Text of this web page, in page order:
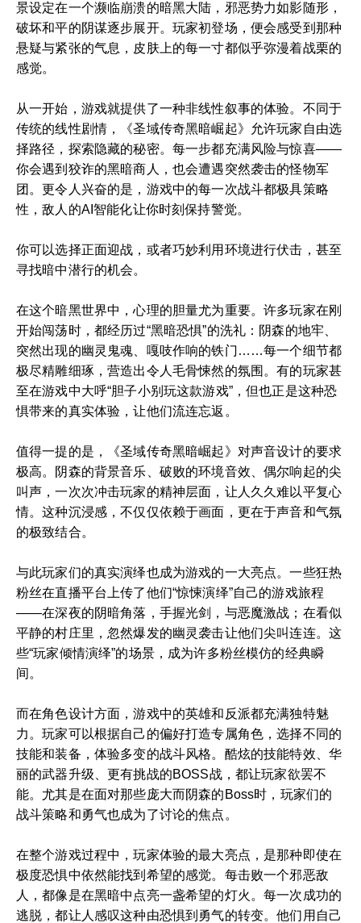
景设定在一个濒临崩溃的暗黑大陆，邪恶势力如影随形，
破坏和平的阴谋逐步展开。玩家初登场，便会感受到那种
悬疑与紧张的气息，皮肤上的每一寸都似乎弥漫着战栗的
感觉。
从一开始，游戏就提供了一种非线性叙事的体验。不同于
传统的线性剧情，《圣域传奇黑暗崛起》允许玩家自由选
择路径，探索隐藏的秘密。每一步都充满风险与惊喜——
你会遇到狡诈的黑暗商人，也会遭遇突然袭击的怪物军
团。更令人兴奋的是，游戏中的每一次战斗都极具策略
性，敌人的AI智能化让你时刻保持警觉。
你可以选择正面迎战，或者巧妙利用环境进行伏击，甚至
寻找暗中潜行的机会。
在这个暗黑世界中，心理的胆量尤为重要。许多玩家在刚
开始闯荡时，都经历过“黑暗恐惧”的洗礼：阴森的地牢、
突然出现的幽灵鬼魂、嘎吱作响的铁门……每一个细节都
极尽精雕细琢，营造出令人毛骨悚然的氛围。有的玩家甚
至在游戏中大呼“胆子小别玩这款游戏”，但也正是这种恐
惧带来的真实体验，让他们流连忘返。
值得一提的是，《圣域传奇黑暗崛起》对声音设计的要求
极高。阴森的背景音乐、破败的环境音效、偶尔响起的尖
叫声，一次次冲击玩家的精神层面，让人久久难以平复心
情。这种沉浸感，不仅仅依赖于画面，更在于声音和气氛
的极致结合。
与此玩家们的真实演绎也成为游戏的一大亮点。一些狂热
粉丝在直播平台上传了他们“惊悚演绎”自己的游戏旅程
——在深夜的阴暗角落，手握光剑，与恶魔激战；在看似
平静的村庄里，忽然爆发的幽灵袭击让他们尖叫连连。这
些“玩家倾情演绎”的场景，成为许多粉丝模仿的经典瞬
间。
而在角色设计方面，游戏中的英雄和反派都充满独特魅
力。玩家可以根据自己的偏好打造专属角色，选择不同的
技能和装备，体验多变的战斗风格。酷炫的技能特效、华
丽的武器升级、更有挑战的BOSS战，都让玩家欲罢不
能。尤其是在面对那些庞大而阴森的Boss时，玩家们的
战斗策略和勇气也成为了讨论的焦点。
在整个游戏过程中，玩家体验的最大亮点，是那种即使在
极度恐惧中依然能找到希望的感觉。每击败一个邪恶敌
人，都像是在黑暗中点亮一盏希望的灯火。每一次成功的
逃脱，都让人感叹这种由恐惧到勇气的转变。他们用自己